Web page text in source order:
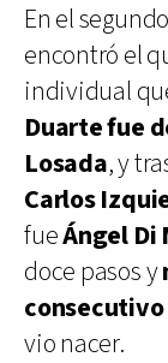
En el
encontró el
individual
Duarte fue
Losada, y
Carlos
fueÁngel Di
doce pasos y
consecutivo
vio nacer.